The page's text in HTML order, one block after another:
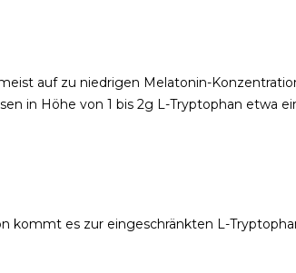
auf zu niedrigen Melatonin-
in Höhe von 1 bis 2g L-Tryptophan etwa
kommt es zur eingeschränkten L-